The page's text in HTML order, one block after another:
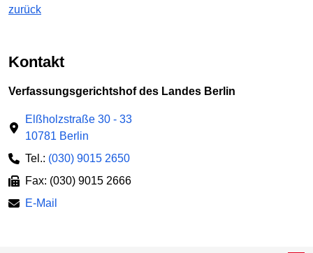
zurück
Kontakt
Verfassungsgerichtshof des Landes Berlin
Elßholzstraße 30 - 33
10781 Berlin
Tel.: (030) 9015 2650
Fax: (030) 9015 2666
E-Mail